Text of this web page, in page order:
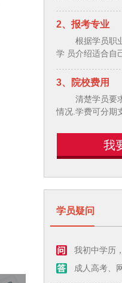
2、报考专业
根据学员职
学 员介绍适合自
3、院校费用
清楚学员要
情况.学费可分期
我
学员疑问
我初中学历
成人高考、